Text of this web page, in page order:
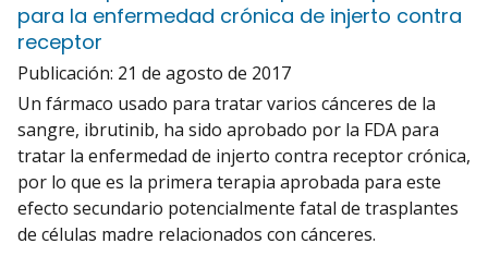
para la enfermedad crónica de injerto contra
receptor
Publicación: 21 de agosto de 2017
Un fármaco usado para tratar varios cánceres de la
sangre, ibrutinib, ha sido aprobado por la FDA para
tratar la enfermedad de injerto contra receptor crónica,
por lo que es la primera terapia aprobada para este
efecto secundario potencialmente fatal de trasplantes
de células madre relacionados con cánceres.